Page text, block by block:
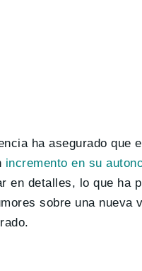
ha asegurado que
incremento en su
en detalles, lo que ha
sobre una nueva